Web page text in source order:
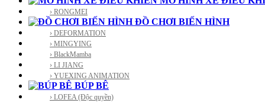
› RONGMEI
ĐỒ CHƠI BIẾN HÌNH
› DEFORMATION
› MINGYING
› BlackMamba
› LI JIANG
› YUEXING ANIMATION
BÚP BÊ
› LOFEA (Độc quyền)